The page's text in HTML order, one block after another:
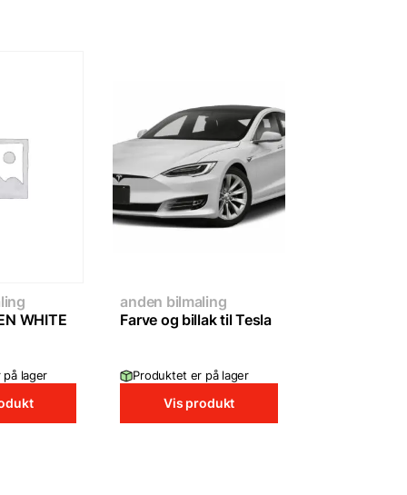
WHITE
lager
anden bilmaling
Farve og billak til Tesla
Produktet er på lager
Vis produkt